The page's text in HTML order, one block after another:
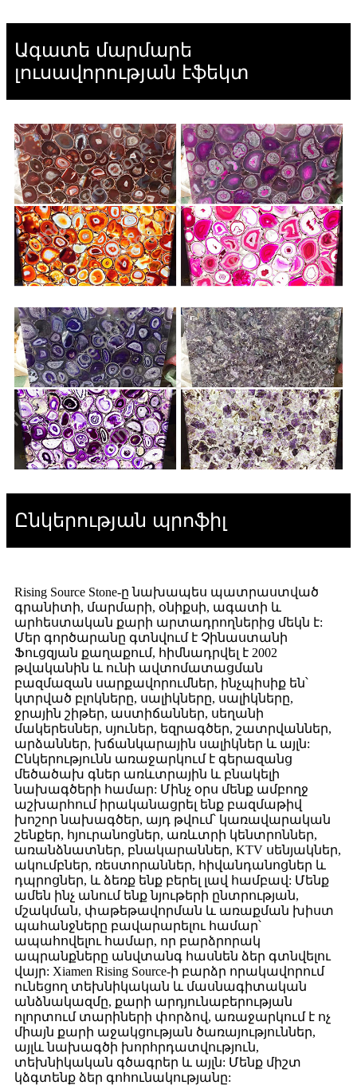
Ագատե մարմարե
լուսավորության էֆեկտ
Ընկերության պրոֆիլ
Rising Source Stone-ը նախապես պատրաստված
գրանիտի, մարմարի, օնիքսի, ագատի և
արհեստական ​​քարի արտադրողներից մեկն է:
Մեր գործարանը գտնվում է Չինաստանի
Ֆուցզյան քաղաքում, հիմնադրվել է 2002
թվականին և ունի ավտոմատացման
բազմազան սարքավորումներ, ինչպիսիք են՝
կտրված բլոկները, սալիկները, սալիկները,
ջրային շիթեր, աստիճաններ, սեղանի
մակերեսներ, սյուներ, եզրագծեր, շատրվաններ,
արձաններ, խճանկարային սալիկներ և այլն:
Ընկերությունն առաջարկում է գերազանց
մեծածախ գներ առևտրային և բնակելի
նախագծերի համար: Մինչ օրս մենք ամբողջ
աշխարհում իրականացրել ենք բազմաթիվ
խոշոր նախագծեր, այդ թվում՝ կառավարական
շենքեր, հյուրանոցներ, առևտրի կենտրոններ,
առանձնատներ, բնակարաններ, KTV սենյակներ,
ակումբներ, ռեստորաններ, հիվանդանոցներ և
դպրոցներ, և ձեռք ենք բերել լավ համբավ: Մենք
ամեն ինչ անում ենք նյութերի ընտրության,
մշակման, փաթեթավորման և առաքման խիստ
պահանջները բավարարելու համար՝
ապահովելու համար, որ բարձրորակ
ապրանքները անվտանգ հասնեն ձեր գտնվելու
վայր: Xiamen Rising Source-ի բարձր որակավորում
ունեցող տեխնիկական և մասնագիտական ​​
անձնակազմը, քարի արդյունաբերության
ոլորտում տարիների փորձով, առաջարկում է ոչ
միայն քարի աջակցության ծառայություններ,
այլև նախագծի խորհրդատվություն,
տեխնիկական գծագրեր և այլն: Մենք միշտ
կձգտենք ձեր գոհունակությանը: